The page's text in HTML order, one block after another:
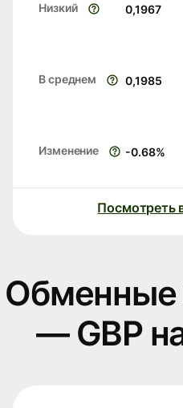
Низкий 0,1967
В среднем 0,1985
Изменение -0.68%
Посмотреть
Обменные
— GBP